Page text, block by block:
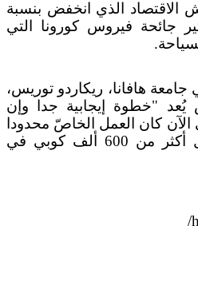
الاقتصاد الذي انخفض بنسبة
تحت تأثير جائحة فيروس كورونا التي
جامعة هافانا، ريكاردو توريس،
يُعد "خطوة إيجابية جدا وإن
كان العمل الخاصّ محدودا
جدا" في الجزيرة. ويعمل أكثر من 600 ألف كوبي في